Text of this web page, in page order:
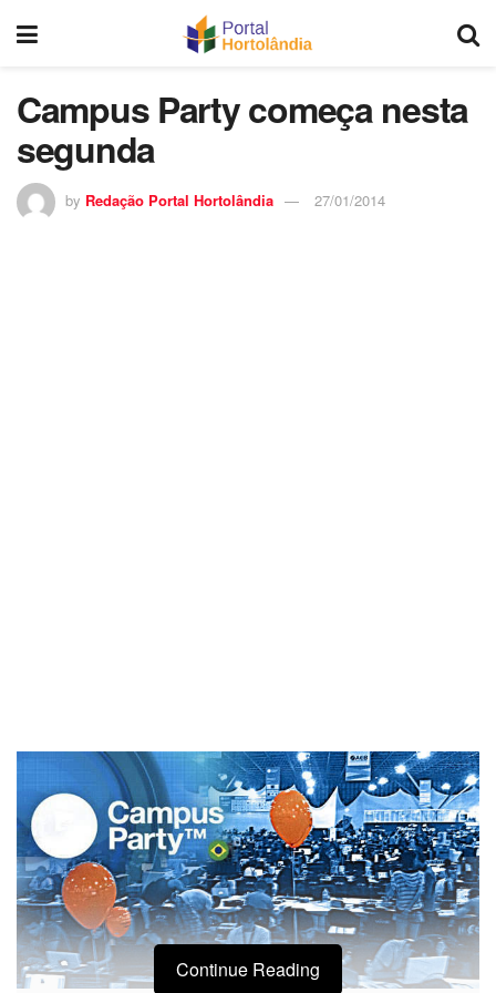
Campus Party começa nesta
segunda
by Redação Portal Hortolândia 27/01/2014
Continue Reading